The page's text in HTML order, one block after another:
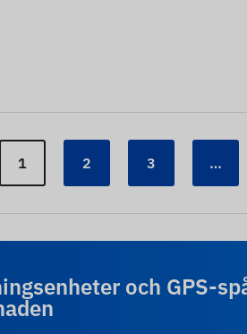
1 2 3 …
och GPS-